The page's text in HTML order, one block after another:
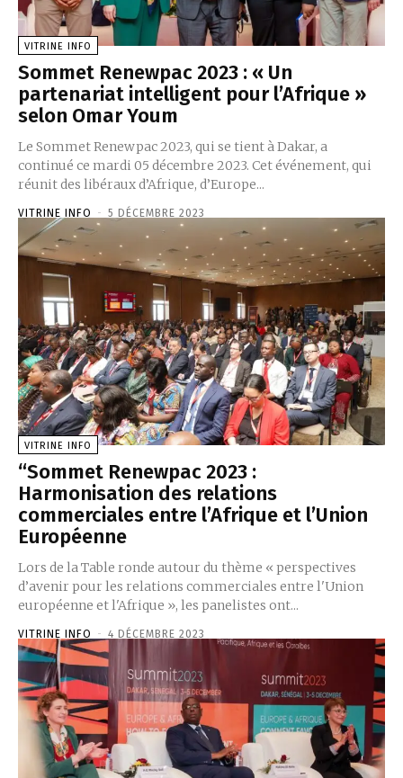
VITRINE INFO
Sommet Renewpac 2023 : « Un
partenariat intelligent pour l’Afrique »
selon Omar Youm
Le Sommet Renewpac 2023, qui se tient à Dakar, a
continué ce mardi 05 décembre 2023. Cet événement, qui
réunit des libéraux d’Afrique, d’Europe...
VITRINE INFO - 5 DÉCEMBRE 2023
VITRINE INFO
“Sommet Renewpac 2023 :
Harmonisation des relations
commerciales entre l’Afrique et l’Union
Européenne
Lors de la Table ronde autour du thème « perspectives
d’avenir pour les relations commerciales entre l'Union
européenne et l'Afrique », les panelistes ont...
VITRINE INFO - 4 DÉCEMBRE 2023